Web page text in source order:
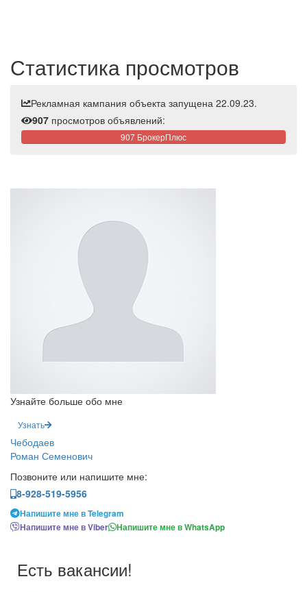
Статистика просмотров
Рекламная кампания объекта запущена 22.09.23.
907 просмотров объявлений:
907 БрокерПлюс
Узнайте больше обо мне
Узнать
Чебодаев
Роман Семенович
Позвоните или напишите мне:
8-928-519-5956
Напишите мне в Telegram
Напишите мне в Viber
Напишите мне в WhatsApp
Есть вакансии!